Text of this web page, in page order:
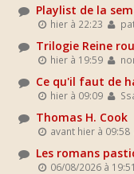
Playlist de la
hier à 22:23
Trilogie Reine
hier à 19:59
Ce qu'il faut de
hier à 09:09
Thomas H. Cook
avant hier à 09:58
Les romans
06/08/2026 à 19:51